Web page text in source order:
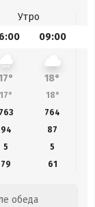
Утро
09:00
18°
17° 18°
763 764
94 87
5
5
79 61
обеда